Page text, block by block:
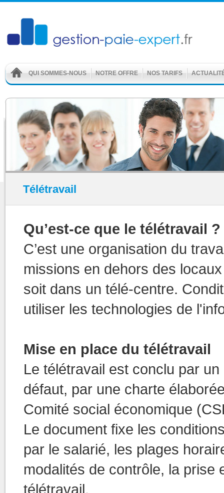
QUI SOMMES-NOUS NOTRE OFFRE NOS TARIFS
Télétravail
Qu’est-ce que le télétravail ?
C’est une organisation du
missions en dehors des
soit dans un télé-centre.
utiliser les technologies de
Mise en place du télétravail
Le télétravail est conclu par
défaut, par une charte
Comité social économique
Le document fixe les
par le salarié, les plages
modalités de contrôle, la prise
télétravail.